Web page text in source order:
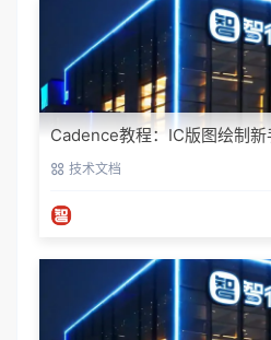
Cadence教程：IC版图绘制
技术文档